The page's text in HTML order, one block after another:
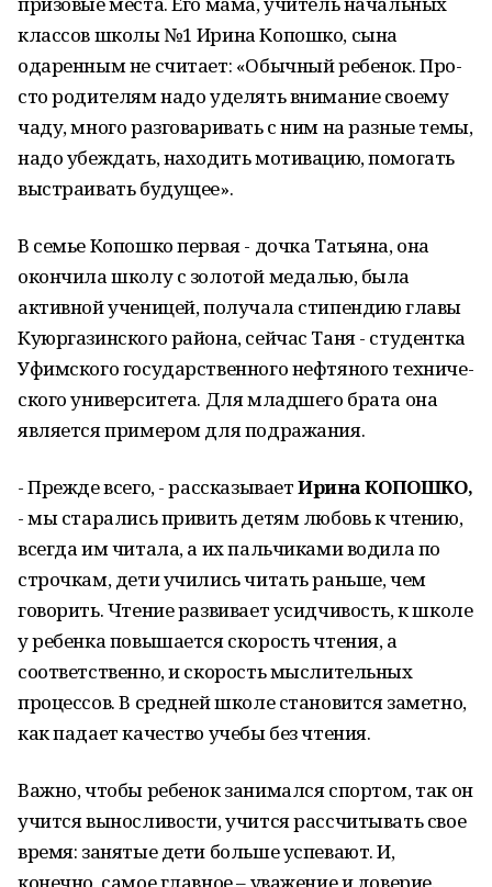
классов школы №1 Ири­на Копошко, сына
одаренным не считает: «Обычный ребенок. Про­
сто родителям надо уделять вни­мание своему
чаду, много разгова­ривать с ним на разные темы,
надо убеждать, находить мотивацию, по­могать
выстраивать будущее».
В семье Копошко первая - дочка Татьяна, она
окончила школу с зо­лотой медалью, была
активной уче­ницей, получала стипендию гла­вы
Куюргазинского района, сейчас Таня - студентка
Уфимского госу­дарственного нефтяного техниче­
ского университета. Для младшего брата она
является примером для подражания.
- Прежде всего, - рассказываетИрина КОПОШКО,
- мы старались привить детям лю­бовь к чтению,
всегда им читала, а их пальчи­ками водила по
строчкам, дети учились читать раньше, чем
говорить. Чтение развивает усид­чивость, к школе
у ребенка повышается ско­рость чтения, а
соответственно, и скорость мыслительных
процессов. В средней школе ста­новится заметно,
как падает качество учебы без чтения.
Важно, чтобы ребенок занимался спортом, так он
учится выносливости, учится рассчиты­вать свое
время: занятые дети больше успева­ют. И,